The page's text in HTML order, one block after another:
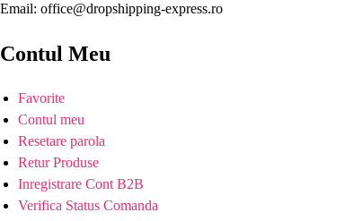
Email: office@dropshipping-express.ro
Contul Meu
Favorite
Contul meu
Resetare parola
Retur Produse
Inregistrare Cont B2B
Verifica Status Comanda